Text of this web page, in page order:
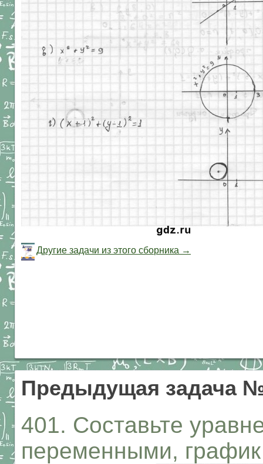
Другие задачи из этого сборника →
Предыдущая задача
401. Составьте
переменными, график